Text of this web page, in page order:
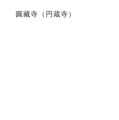
圓藏寺（円蔵寺）